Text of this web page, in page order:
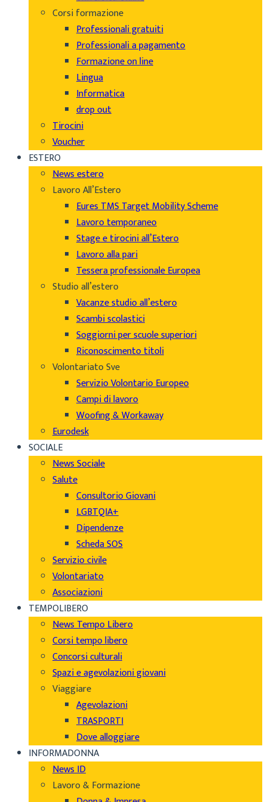
Corsi formazione
Professionali gratuiti
Professionali a pagamento
Formazione on line
Lingua
Informatica
drop out
Tirocini
Voucher
ESTERO
News estero
Lavoro All’Estero
Eures TMS Target Mobility Scheme
Lavoro temporaneo
Stage e tirocini all’Estero
Lavoro alla pari
Tessera professionale Europea
Studio all’estero
Vacanze studio all’estero
Scambi scolastici
Soggiorni per scuole superiori
Riconoscimento titoli
Volontariato Sve
Servizio Volontario Europeo
Campi di lavoro
Woofing & Workaway
Eurodesk
SOCIALE
News Sociale
Salute
Consultorio Giovani
LGBTQIA+
Dipendenze
Scheda SOS
Servizio civile
Volontariato
Associazioni
TEMPOLIBERO
News Tempo Libero
Corsi tempo libero
Concorsi culturali
Spazi e agevolazioni giovani
Viaggiare
Agevolazioni
TRASPORTI
Dove alloggiare
INFORMADONNA
News ID
Lavoro & Formazione